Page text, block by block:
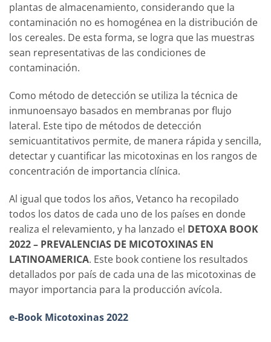
plantas de almacenamiento, considerando que la
contaminación no es homogénea en la distribución de
los cereales. De esta forma, se logra que las muestras
sean representativas de las condiciones de
contaminación.
Como método de detección se utiliza la técnica de
inmunoensayo basados en membranas por flujo
lateral. Este tipo de métodos de detección
semicuantitativos permite, de manera rápida y sencilla,
detectar y cuantificar las micotoxinas en los rangos de
concentración de importancia clínica.
Al igual que todos los años, Vetanco ha recopilado
todos los datos de cada uno de los países en donde
realiza el relevamiento, y ha lanzado el DETOXA BOOK
2022 – PREVALENCIAS DE MICOTOXINAS EN
LATINOAMERICA. Este book contiene los resultados
detallados por país de cada una de las micotoxinas de
mayor importancia para la producción avícola.
e-Book Micotoxinas 2022